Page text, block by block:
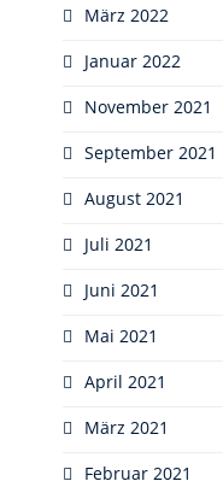
März 2022
Januar 2022
November 2021
September 2021
August 2021
Juli 2021
Juni 2021
Mai 2021
April 2021
März 2021
Februar 2021